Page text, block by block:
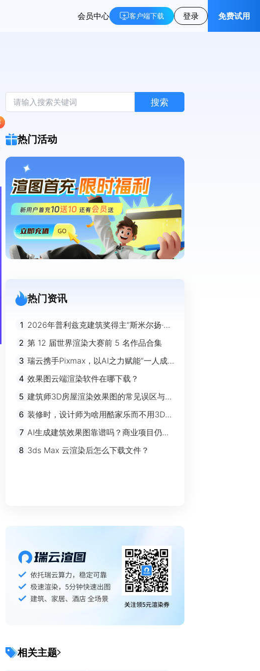
会员中心 客户端下载 登录 免费试用
搜索
热门活动
热门资讯
1 2026年普利兹克建筑奖得主“斯米尔扬·拉
迪奇”经典作品欣赏
2 第 12 届世界渲染大赛前 5 名作品合集
3 瑞云携手Pixmax，以AI之力赋能“一人成
4 效果图云端渲染软件在哪下载？
5 建筑师3D房屋渲染效果图的常见误区与规
避指南
6 装修时，设计师为啥用酷家乐而不用3Ds
max？
7 AI生成建筑效果图靠谱吗？商业项目仍离
不开传统渲染
8 3ds Max 云渲染后怎么下载文件？
相关主题